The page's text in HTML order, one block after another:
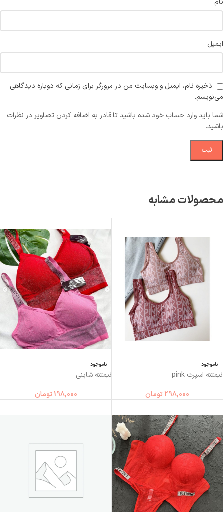
نام
ایمیل
ذخیره نام، ایمیل و وبسایت من در مرورگر برای زمانی که دوباره دیدگاهی
می‌نویسم.
شما باید وارد حساب خود شده باشید تا قادر به اضافه کردن تصاویر در نظرات
باشید.
محصولات مشابه
ناموجود
نیمتنه اسپرت pink
298,000 تومان
ناموجود
نیمتنه شاینی
198,000 تومان